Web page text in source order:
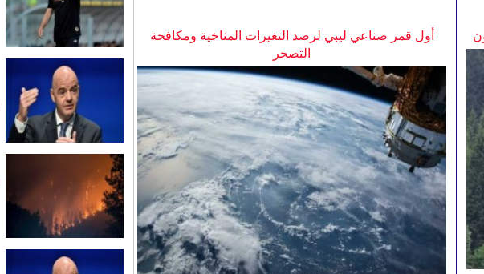
أول قمر صناعي ليبي لرصد التغيرات المناخية ومكافحة
التصحر